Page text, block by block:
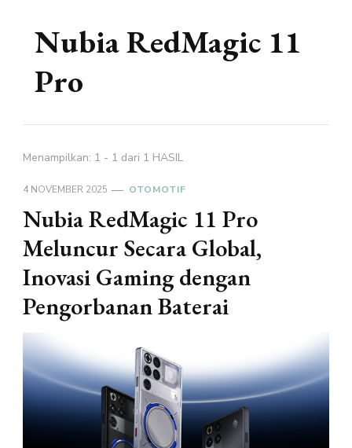
Nubia RedMagic 11
Pro
Menampilkan: 1 - 1 dari 1 HASIL
4 NOVEMBER 2025 OTOMOTIF
Nubia RedMagic 11 Pro
Meluncur Secara Global,
Inovasi Gaming dengan
Pengorbanan Baterai